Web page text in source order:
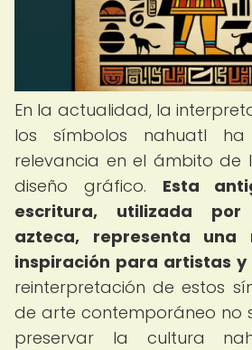
En la actualidad, la
los símbolos nahuatl
relevancia en el ámbito
diseño gráfico. Esta
escritura, utilizada
azteca, representa
inspiración para artistas y
reinterpretación de estos
de arte contemporáneo no
preservar la cultura